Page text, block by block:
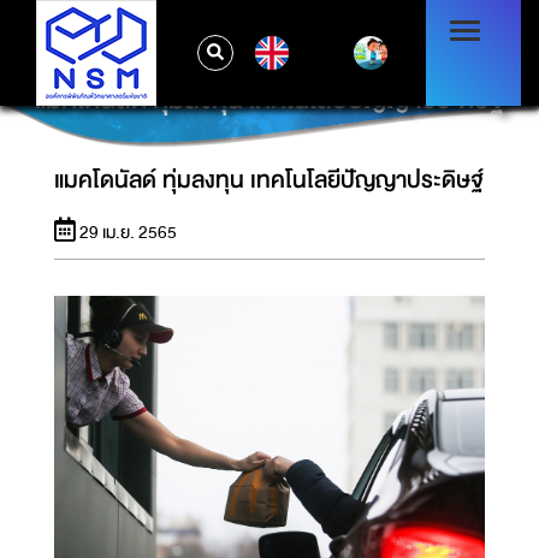
แมคโดนัลด์ ทุ่มลงทุน เทคโนโลยีปัญญาประดิษฐ์
แมคโดนัลด์ ทุ่มลงทุน เทคโนโลยีปัญญาประดิษฐ์
29 เม.ย. 2565